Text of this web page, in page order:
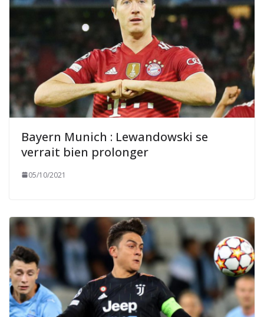
Bayern Munich : Lewandowski se
verrait bien prolonger
05/10/2021